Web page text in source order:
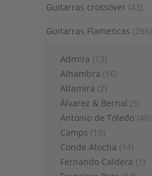
Guitarras crossover (43)
Guitarras Flamencas (266)
Admira (13)
Alhambra (16)
Altamira (2)
Álvarez & Bernal (5)
Antonio de Toledo (48)
Camps (19)
Conde Atocha (14)
Fernando Caldera (1)